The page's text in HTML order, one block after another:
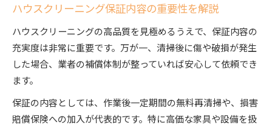
ハウスクリーニング保証内容の重要性を解説
ハウスクリーニングの高品質を見極めるうえで、保証内容の
充実度は非常に重要です。万が一、清掃後に傷や破損が発生
した場合、業者の補償体制が整っていれば安心して依頼でき
ます。
保証の内容としては、作業後一定期間の無料再清掃や、損害
賠償保険への加入が代表的です。特に高価な家具や設備を扱